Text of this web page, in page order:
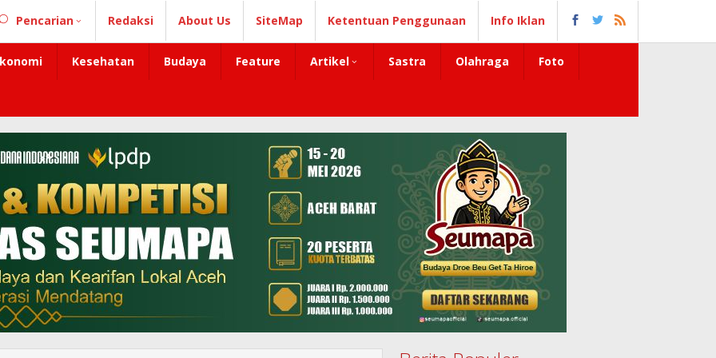
Pencarian Redaksi About Us SiteMap Ketentuan Penggunaan Info Iklan
Kesehatan Budaya Feature Artikel Sastra Olahraga Foto